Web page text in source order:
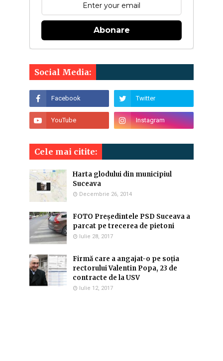
Abonare
Social Media:
Cele mai citite:
Harta glodului din municipiul
Suceava
Decembrie 26, 2014
FOTO Președintele PSD Suceava a
parcat pe trecerea de pietoni
Iulie 28, 2017
Firmă care a angajat-o pe soția
rectorului Valentin Popa, 23 de
contracte de la USV
Iulie 12, 2017